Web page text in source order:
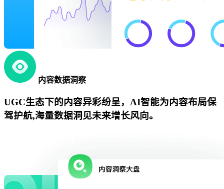
内容数据洞察
UGC生态下的内容异彩纷呈，AI智能为内容布局保
驾护航,海量数据洞见未来增长风向。